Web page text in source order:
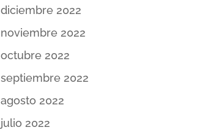
diciembre 2022
noviembre 2022
octubre 2022
septiembre 2022
agosto 2022
julio 2022